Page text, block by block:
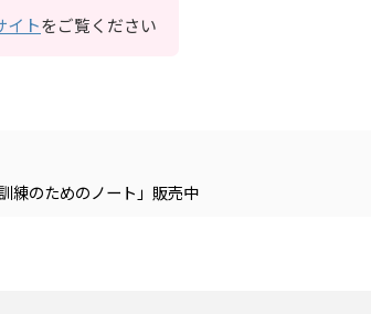
トをご覧ください
のためのノート」販売中